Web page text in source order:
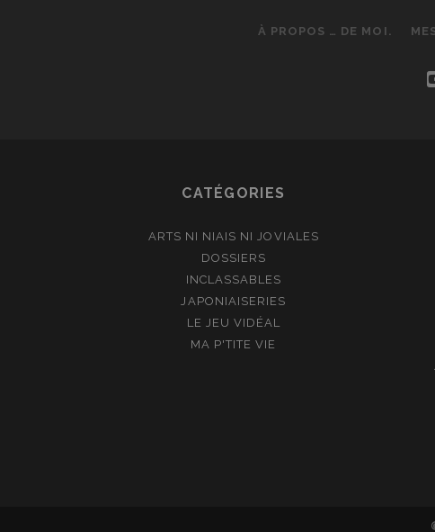
À PROPOS … DE MOI.
CATÉGORIES
ARTS NI NIAIS NI JOVIALES
DOSSIERS
INCLASSABLES
JAPONIAISERIES
LE JEU VIDÉAL
MA P'TITE VIE